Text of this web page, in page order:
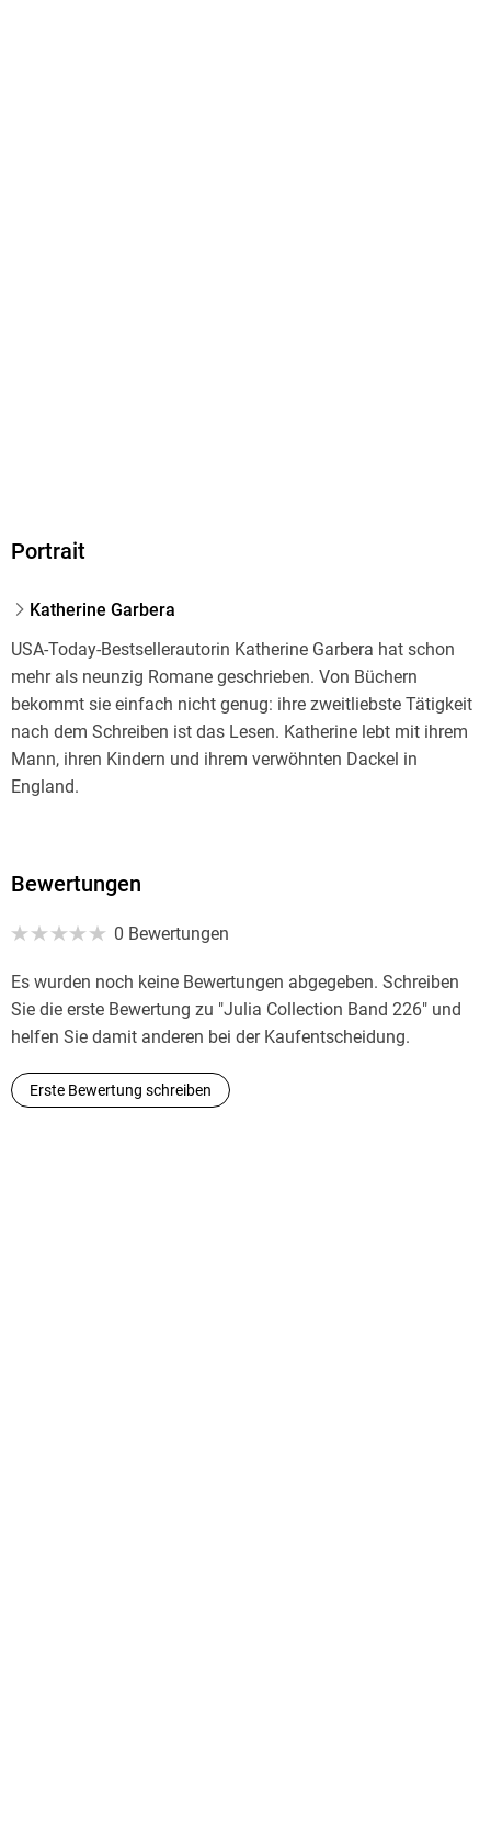
Portrait
Katherine Garbera
USA-Today-Bestsellerautorin Katherine Garbera hat schon
mehr als neunzig Romane geschrieben. Von Büchern
bekommt sie einfach nicht genug: ihre zweitliebste Tätigkeit
nach dem Schreiben ist das Lesen. Katherine lebt mit ihrem
Mann, ihren Kindern und ihrem verwöhnten Dackel in
England.
Bewertungen
0 Bewertungen
Es wurden noch keine Bewertungen abgegeben. Schreiben
Sie die erste Bewertung zu "Julia Collection Band 226" und
helfen Sie damit anderen bei der Kaufentscheidung.
Erste Bewertung schreiben